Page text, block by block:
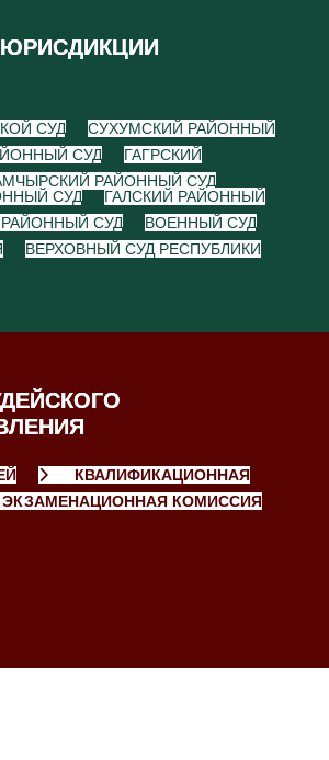
СУД
СУХУМСКИЙ РАЙОННЫЙ
СУД
ГАГРСКИЙ
РАЙОННЫЙ СУД
СУД
ГАЛСКИЙ РАЙОННЫЙ
СУД
ВОЕННЫЙ СУД
ВЕРХОВНЫЙ СУД РЕСПУБЛИКИ
КВАЛИФИКАЦИОННАЯ
ЭКЗАМЕНАЦИОННАЯ КОМИССИЯ